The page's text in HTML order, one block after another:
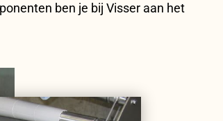
ben je bij Visser aan het